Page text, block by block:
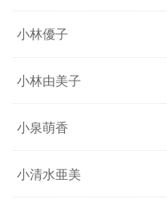
小林優子
小林由美子
小泉萌香
小清水亜美